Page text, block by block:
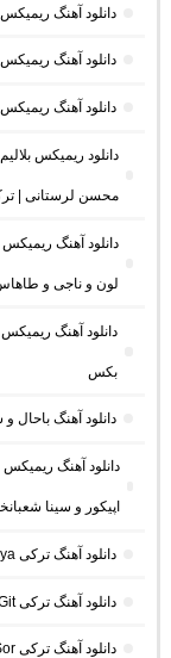
دانلود آهنگ ریمیکس لنا 1 از
دانلود آهنگ ریمیکس رادیو تهران 18 از
دانلود آهنگ
دانلود ریمیکس
محسن لرستانی |
دانلود آهنگ
لون و ناجی و
دانلود آهنگ
بکس
دانلود آهنگ باحال
اپیکور و سینا
دانلود آهنگ ترکی Ah Be Manolya از بوراک بولوت
دانلود آهنگ ترکی Topla Git از کورتولوش کوش
دانلود آهنگ ترکی Kalbine Sor از Bahadır Macit و Tunahan Sakar